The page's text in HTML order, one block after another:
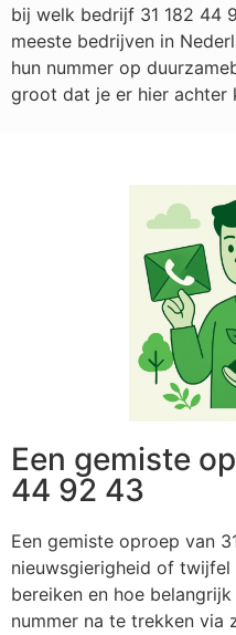
bij welk bedrijf 31 182 44
meeste bedrijven in
hun nummer op
groot dat je er hier achter
Een gemiste
44 92 43
Een gemiste oproep van
nieuwsgierigheid of
bereiken en hoe
nummer na te trekken via